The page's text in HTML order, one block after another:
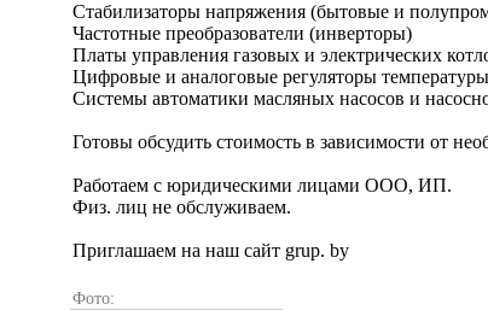
Стабилизаторы напряжения (бытовые и
Частотные преобразователи (инверторы)
Платы управления газовых и электрических
Цифровые и аналоговые регуляторы температуры
Системы автоматики масляных насосов и
Готовы обсудить стоимость в зависимости от
Работаем с юридическими лицами ООО, ИП.
Физ. лиц не обслуживаем.
Приглашаем на наш сайт grup. by
Фото: